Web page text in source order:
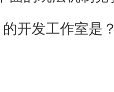
开发工作室是？